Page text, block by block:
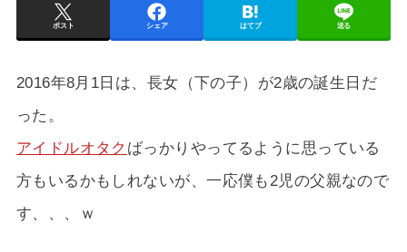
ポスト シェア はてブ 送る
2016年8月1日は、長女（下の子）が2歳の誕生日だ
った。
アイドルオタク ばっかりやってるように思っている
方もいるかもしれないが、一応僕も2児の父親なので
す、、、ｗ